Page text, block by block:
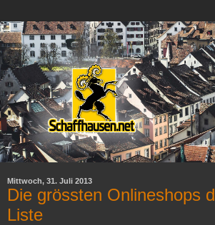
Mittwoch, 31. Juli 2013
Die grössten Onlineshops
Liste